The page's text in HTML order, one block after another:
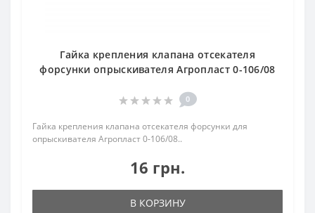
Гайка крепления клапана отсекателя
форсунки опрыскивателя Агропласт 0-106/08
0
Гайка крепления клапана отсекателя форсунки для
опрыскивателя Агропласт 0-106/08..
16 грн.
В КОРЗИНУ